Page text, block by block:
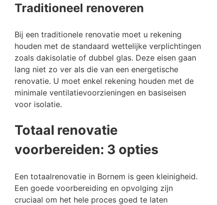
Traditioneel renoveren
Bij een traditionele renovatie moet u rekening
houden met de standaard wettelijke verplichtingen
zoals dakisolatie of dubbel glas. Deze eisen gaan
lang niet zo ver als die van een energetische
renovatie. U moet enkel rekening houden met de
minimale ventilatievoorzieningen en basiseisen
voor isolatie.
Totaal renovatie
voorbereiden: 3 opties
Een totaalrenovatie in Bornem is geen kleinigheid.
Een goede voorbereiding en opvolging zijn
cruciaal om het hele proces goed te laten